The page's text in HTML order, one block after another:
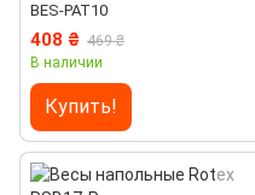
BES-PAT10
408 ₴ 469 ₴
В наличии
Купить!